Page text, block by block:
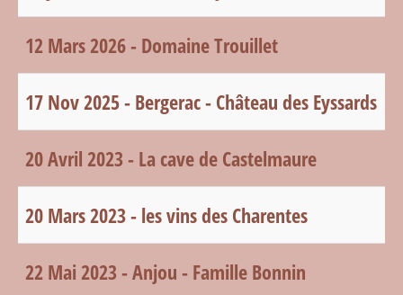
12 Mars 2026 - Domaine Trouillet
17 Nov 2025 - Bergerac - Château des Eyssards
20 Avril 2023 - La cave de Castelmaure
20 Mars 2023 - les vins des Charentes
22 Mai 2023 - Anjou - Famille Bonnin